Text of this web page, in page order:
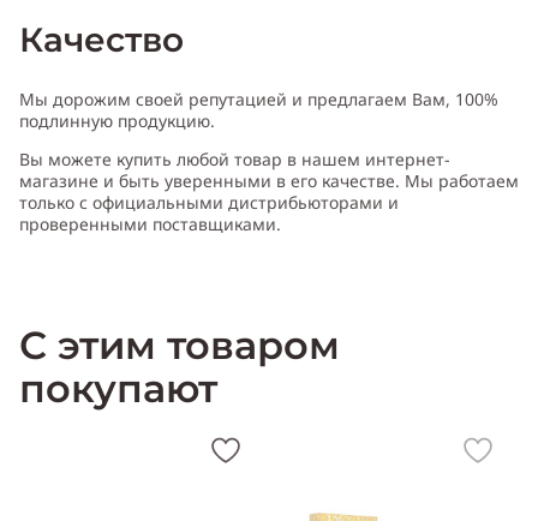
Cодержит ноты:апельсиновый цвет, пион, черная
смородина, амбра, мускус, пачули, бергамот, горький апельсин,
грейпфрут, магнолия
Качество
Мы дорожим своей репутацией и предлагаем Вам, 100%
подлинную продукцию.
Вы можете купить любой товар в нашем интернет-
магазине и быть уверенными в его качестве. Мы работаем
только с официальными дистрибьюторами и
проверенными поставщиками.
С этим товаром
покупают